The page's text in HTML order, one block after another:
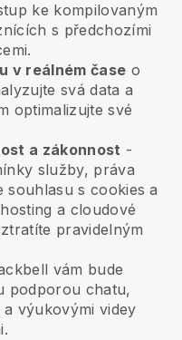
ke kompilovaným
s předchozími
v reálném čase o
svá data a
optimalizujte své
a zákonnost -
služby, práva
souhlasu s cookies a
a cloudové
pravidelným
vám bude
podporou chatu,
výukovými videy